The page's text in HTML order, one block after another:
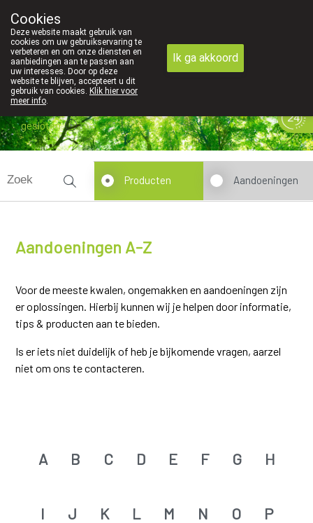
gesloten
Aandoeningen A-Z
Producten Aandoeningen
Voor de meeste kwalen, ongemakken en aandoeningen zijn
er oplossingen. Hierbij kunnen wij je helpen door informatie,
tips & producten aan te bieden.
Is er iets niet duidelijk of heb je bijkomende vragen, aarzel
niet om ons te contacteren.
A B C D E F G H
I J K L M N O P
Cookies
Deze website maakt gebruik van
cookies om uw gebruikservaring te
verbeteren en om onze diensten en
aanbiedingen aan te passen aan
uw interesses. Door op deze
website te blijven, accepteert u dit
gebruik van cookies. Klik hier voor
meer info.
Ik ga akkoord